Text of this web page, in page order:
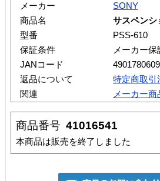
メーカー
SONY
商品名
サスペンシ
型番
PSS-610
保証条件
メーカー保
JANコード
返品について
特定商取引
関連
メーカー
商品番号 41016541
本商品は販売を終了しました